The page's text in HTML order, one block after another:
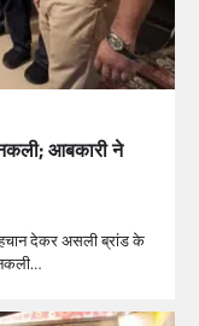
आबकारी ने
देकर असली ब्रांड के